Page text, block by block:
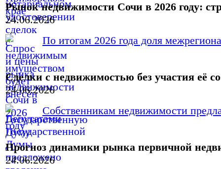
Рынок недвижимости Сочи в 2026 году:
24.06.2026
По итогам 2026 года доля
Сделки с недвижимостью без участия её
24.06.2026
Собственникам недвижимости
Прогноз динамики рынка первичной
24.06.2026